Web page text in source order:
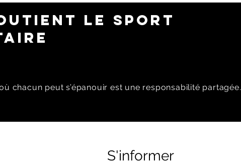
LE SPORT
chacun peut s’épanouir est une responsabilité partagée.
S'informer